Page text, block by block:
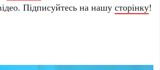
Підписуйтесь на нашусторінку!